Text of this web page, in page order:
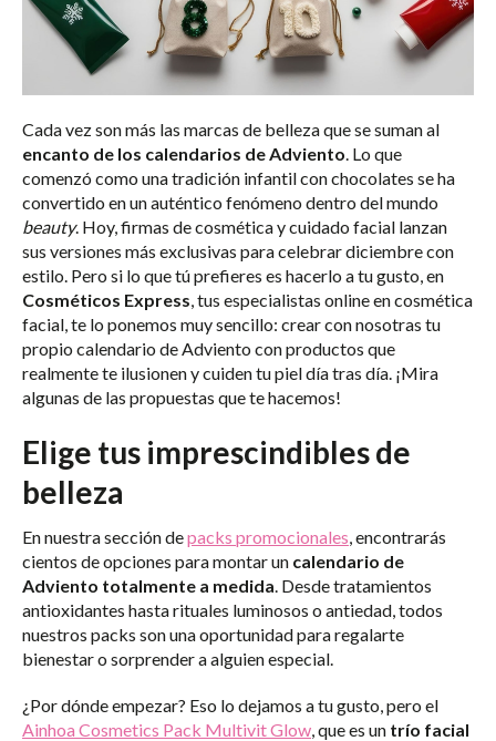
Cada vez son más las marcas de belleza que se suman al
encanto de los calendarios de Adviento . Lo que
comenzó como una tradición infantil con chocolates se ha
convertido en un auténtico fenómeno dentro del mundo
beauty. Hoy, firmas de cosmética y cuidado facial lanzan
sus versiones más exclusivas para celebrar diciembre con
estilo. Pero si lo que tú prefieres es hacerlo a tu gusto, en
Cosméticos Express , tus especialistas online en cosmética
facial, te lo ponemos muy sencillo: crear con nosotras tu
propio calendario de Adviento con productos que
realmente te ilusionen y cuiden tu piel día tras día. ¡Mira
algunas de las propuestas que te hacemos!
Elige tus imprescindibles de
belleza
En nuestra sección depacks promocionales , encontrarás
cientos de opciones para montar un calendario de
Adviento totalmente a medida . Desde tratamientos
antioxidantes hasta rituales luminosos o antiedad, todos
nuestros packs son una oportunidad para regalarte
bienestar o sorprender a alguien especial.
¿Por dónde empezar? Eso lo dejamos a tu gusto, pero el
Ainhoa Cosmetics Pack Multivit Glow , que es un trío facial